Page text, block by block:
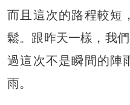
而且這次的路程較短
鬆。跟昨天一樣，我
過這次不是瞬間的陣
雨。